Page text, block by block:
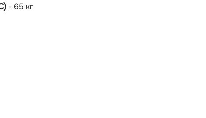
- 65 кг